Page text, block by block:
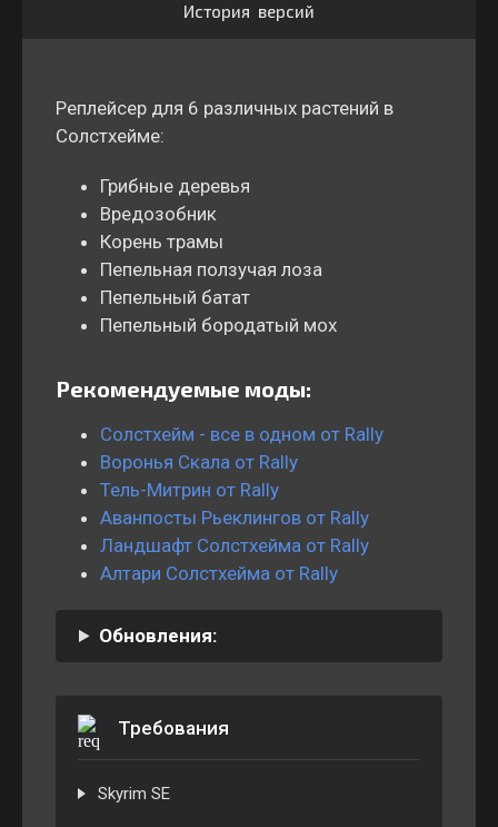
История версий
Реплейсер для 6 различных растений в
Солстхейме:
Грибные деревья
Вредозобник
Корень трамы
Пепельная ползучая лоза
Пепельный батат
Пепельный бородатый мох
Рекомендуемые моды:
Солстхейм - все в одном от Rally
Воронья Скала от Rally
Тель-Митрин от Rally
Аванпосты Рьеклингов от Rally
Ландшафт Солстхейма от Rally
Алтари Солстхейма от Rally
Обновления:
Требования
Skyrim SE